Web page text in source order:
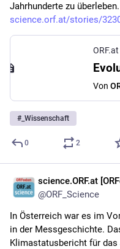
Jahrhunderte zu überleben.
science.orf.at/stories/
ORF.at
Von
# _Wissenschaft
0 2
science.ORF.at
@ORF_Science
In Österreich war es im
in der Messgeschichte.
Klimastatusbericht für das